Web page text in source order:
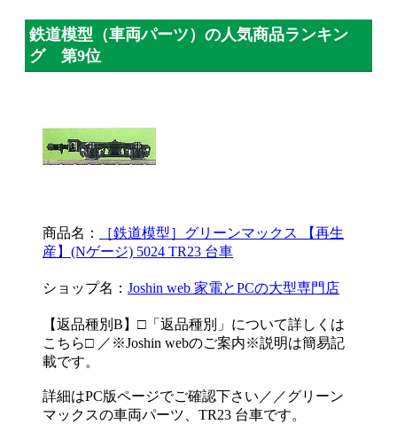
鉄道模型（車両パーツ）の人気商品ランキン
グ 第9位
商品名：
［鉄道模型］グリーンマックス 【再生
産】(Nゲージ) 5024 TR23 台車
ショップ名： Joshin web 家電とPCの大型専門店
【返品種別B】□「返品種別」について詳しくは
こちら□ ／※Joshin webのご案内※説明は簡易記
載です。
詳細はPC版ページでご確認下さい／／グリーン
マックスの車両パーツ、TR23 台車です。